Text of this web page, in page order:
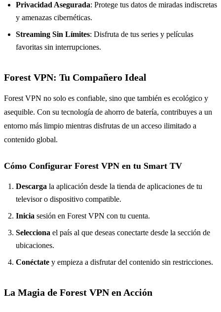
Privacidad Asegurada: Protege tus datos de miradas indiscretas
y amenazas cibernéticas.
Streaming Sin Límites: Disfruta de tus series y películas
favoritas sin interrupciones.
Forest VPN: Tu Compañero Ideal
Forest VPN no solo es confiable, sino que también es ecológico y
asequible. Con su tecnología de ahorro de batería, contribuyes a un
entorno más limpio mientras disfrutas de un acceso ilimitado a
contenido global.
Cómo Configurar Forest VPN en tu Smart TV
Descarga la aplicación desde la tienda de aplicaciones de tu
televisor o dispositivo compatible.
Inicia sesión en Forest VPN con tu cuenta.
Selecciona el país al que deseas conectarte desde la sección de
ubicaciones.
Conéctate y empieza a disfrutar del contenido sin restricciones.
La Magia de Forest VPN en Acción